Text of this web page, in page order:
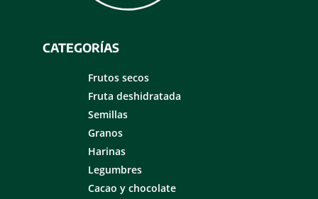
CATEGORÍAS
Frutos secos
Fruta deshidratada
Semillas
Granos
Harinas
Legumbres
Cacao y chocolate